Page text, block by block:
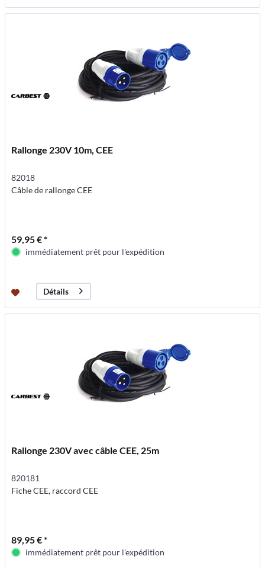
Rallonge 230V 10m, CEE
82018
Câble de rallonge CEE
59,95 € *
immédiatement prêt pour l'expédition
Détails
Rallonge 230V avec câble CEE, 25m
820181
Fiche CEE, raccord CEE
89,95 € *
immédiatement prêt pour l'expédition